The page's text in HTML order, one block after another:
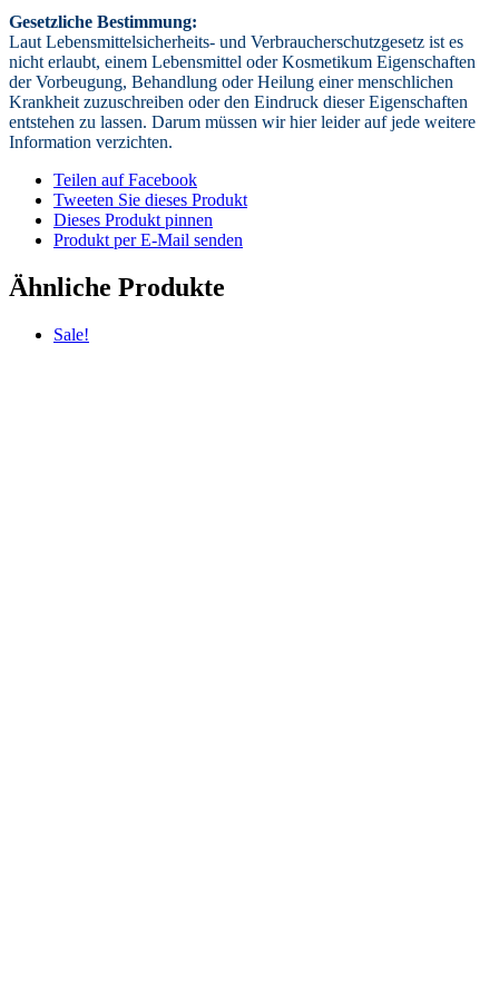
Gesetzliche Bestimmung:
Laut Lebensmittelsicherheits- und Verbraucherschutzgesetz ist es
nicht erlaubt, einem Lebensmittel oder Kosmetikum Eigenschaften
der Vorbeugung, Behandlung oder Heilung einer menschlichen
Krankheit zuzuschreiben oder den Eindruck dieser Eigenschaften
entstehen zu lassen. Darum müssen wir hier leider auf jede weitere
Information verzichten.
Teilen auf Facebook
Tweeten Sie dieses Produkt
Dieses Produkt pinnen
Produkt per E-Mail senden
Ähnliche Produkte
Sale!